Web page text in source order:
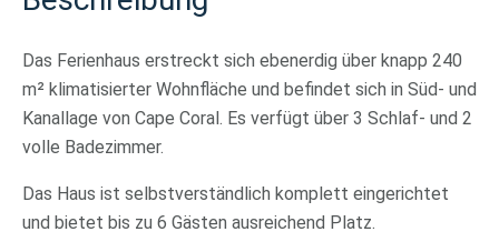
Das Ferienhaus erstreckt sich ebenerdig über knapp 240
m² klimatisierter Wohnfläche und befindet sich in Süd- und
Kanallage von Cape Coral. Es verfügt über 3 Schlaf- und 2
volle Badezimmer.
Das Haus ist selbstverständlich komplett eingerichtet
und bietet bis zu 6 Gästen ausreichend Platz.